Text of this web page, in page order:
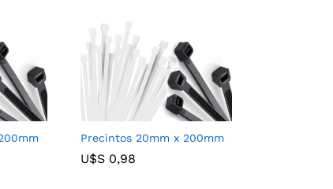
Precintos 20mm x 200mm
U$S 0,98
U$S 0,98